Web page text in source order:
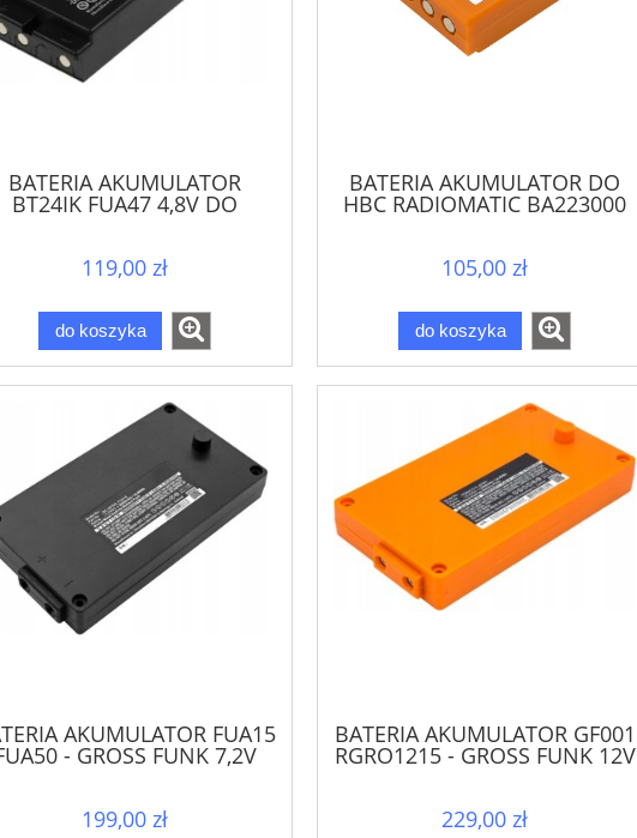
BATERIA AKUMULATOR
BT24IK FUA47 4,8V DO
119,00 zł
do koszyka
BATERIA AKUMULATOR DO
HBC RADIOMATIC BA223000
105,00 zł
do koszyka
AKUMULATOR FUA15
- GROSS FUNK 7,2V
199,00 zł
BATERIA AKUMULATOR GF001
RGRO1215 - GROSS FUNK 12V
229,00 zł